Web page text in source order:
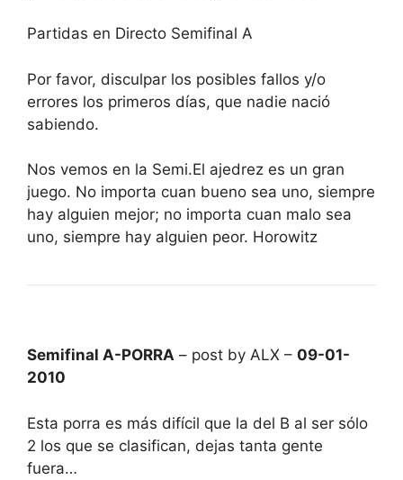
Partidas en Directo Semifinal A
Por favor, disculpar los posibles fallos y/o
errores los primeros días, que nadie nació
sabiendo.
Nos vemos en la Semi.El ajedrez es un gran
juego. No importa cuan bueno sea uno, siempre
hay alguien mejor; no importa cuan malo sea
uno, siempre hay alguien peor. Horowitz
Semifinal A-PORRA – post by ALX – 09-01-
2010
Esta porra es más difícil que la del B al ser sólo
2 los que se clasifican, dejas tanta gente
fuera…